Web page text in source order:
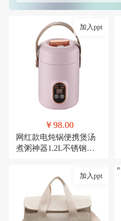
加入ppt
￥98.00
网红款电炖锅便携煲汤
煮粥神器1.2L不锈钢电
加入ppt